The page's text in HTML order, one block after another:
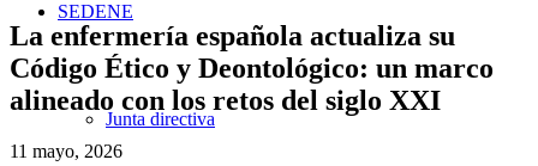
SEDENE
Junta directiva
La enfermería española actualiza su
Código Ético y Deontológico: un marco
alineado con los retos del siglo XXI
11 mayo, 2026